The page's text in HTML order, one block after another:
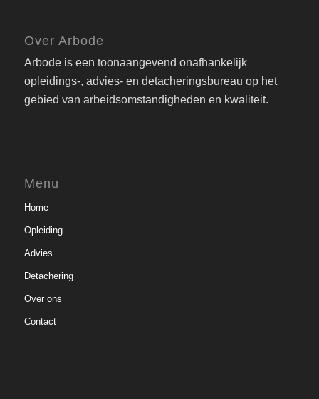
Over Arbode
Arbode is een toonaangevend onafhankelijk
opleidings-, advies- en detacheringsbureau op het
gebied van arbeidsomstandigheden en kwaliteit.
Menu
Home
Opleiding
Advies
Detachering
Over ons
Contact